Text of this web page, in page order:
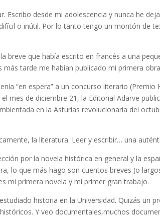
Escribo desde mi adolescencia y nunca he
o inútil. Por lo tanto tengo un montón de
breve que había escrito en francés a una
tarde me habían publicado mi primera
“en espera” a un concurso literario
mes de diciembre 21, la Editorial Adarve
en la Asturias revolucionaria del
la literatura. Leer y escribir… una
por la novela histórica en general y la
lo que más hago son cuentos breves (o
mi primera novela y mi primer gran trabajo.
historia en la Universidad. Quizás un
Y veo documentales,muchos